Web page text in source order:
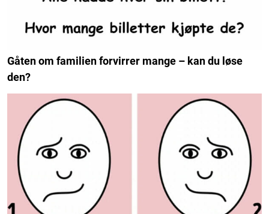
Gåten om familien forvirrer mange – kan du løse
den?